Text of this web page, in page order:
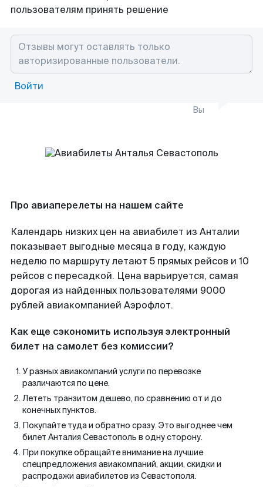
пользователям принять решение
Войти
Вы
Про авиаперелеты на нашем сайте
Календарь низких цен на авиабилет из Анталии
показывает выгодные месяца в году, каждую
неделю по маршруту летают 5 прямых рейсов и 10
рейсов с пересадкой. Цена варьируется, самая
дорогая из найденных пользователями 9000
рублей авиакомпанией Аэрофлот.
Как еще сэкономить используя электронный
билет на самолет без комиссии?
У разных авиакомпаний услуги по перевозке
различаются по цене.
Лететь транзитом дешево, по сравнению от и до
конечных пунктов.
Покупайте туда и обратно сразу. Это выгоднее чем
билет Анталия Севастополь в одну сторону.
При покупке обращайте внимание на лучшие
спецпредложения авиакомпаний, акции, скидки и
распродажи авиабилетов из Севастополя.